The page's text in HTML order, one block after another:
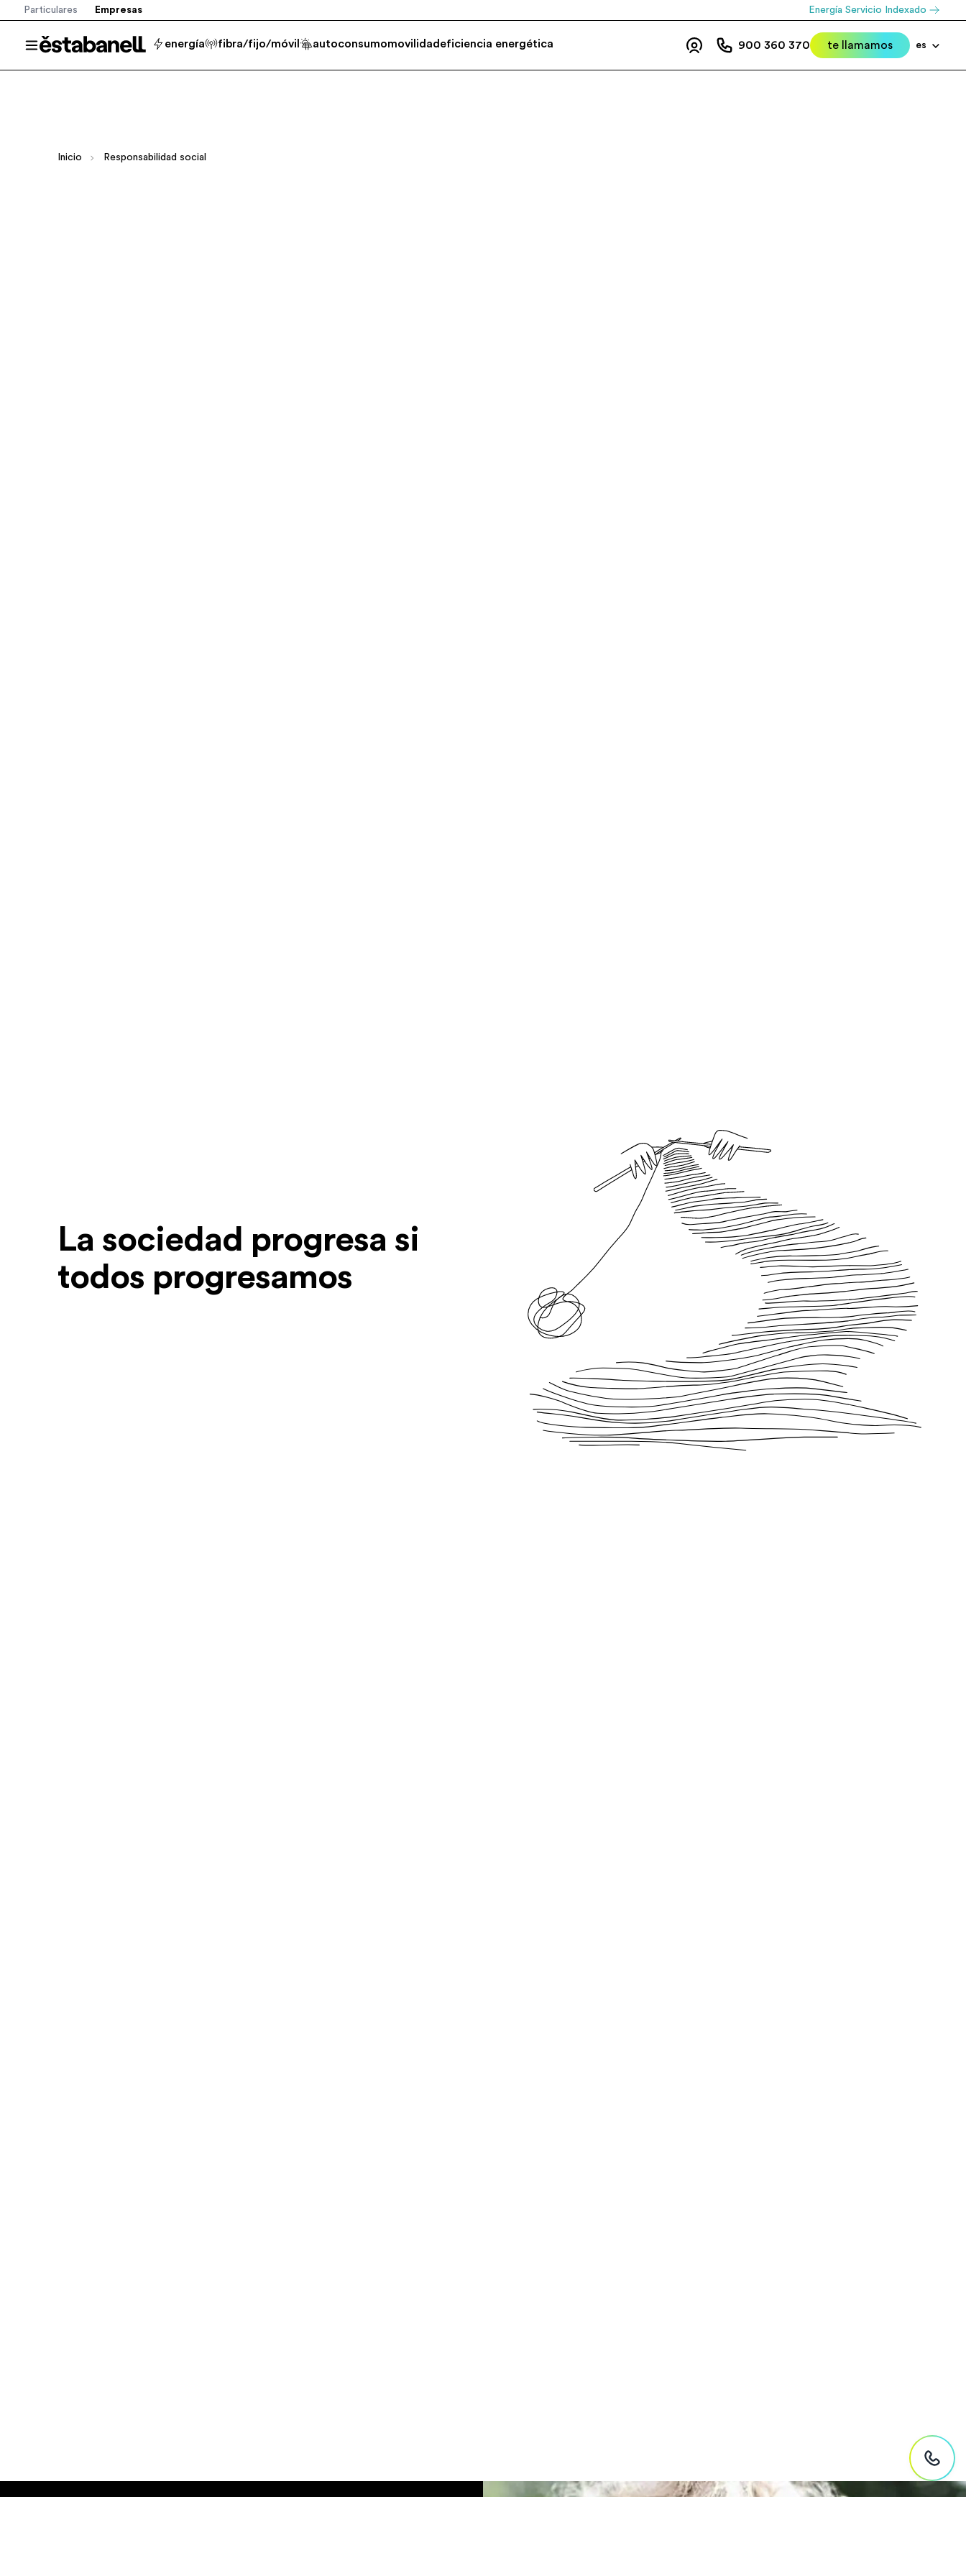
Particulares Empresas Energía Servicio Indexado
Abrir menú
Estabanell energía fibra/fijo/móvil autoconsumomovilidad eficiencia energética 900 360 370 te llamamos es
Inicio Responsabilidad social
La sociedad progresa si
todos progresamos